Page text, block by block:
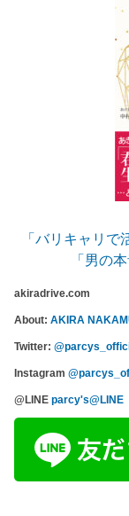
「バリキャリ
「男の
akiradrive.com
About:AKIRA
Twitter:
Instagram
@LINEparcy's@LINE